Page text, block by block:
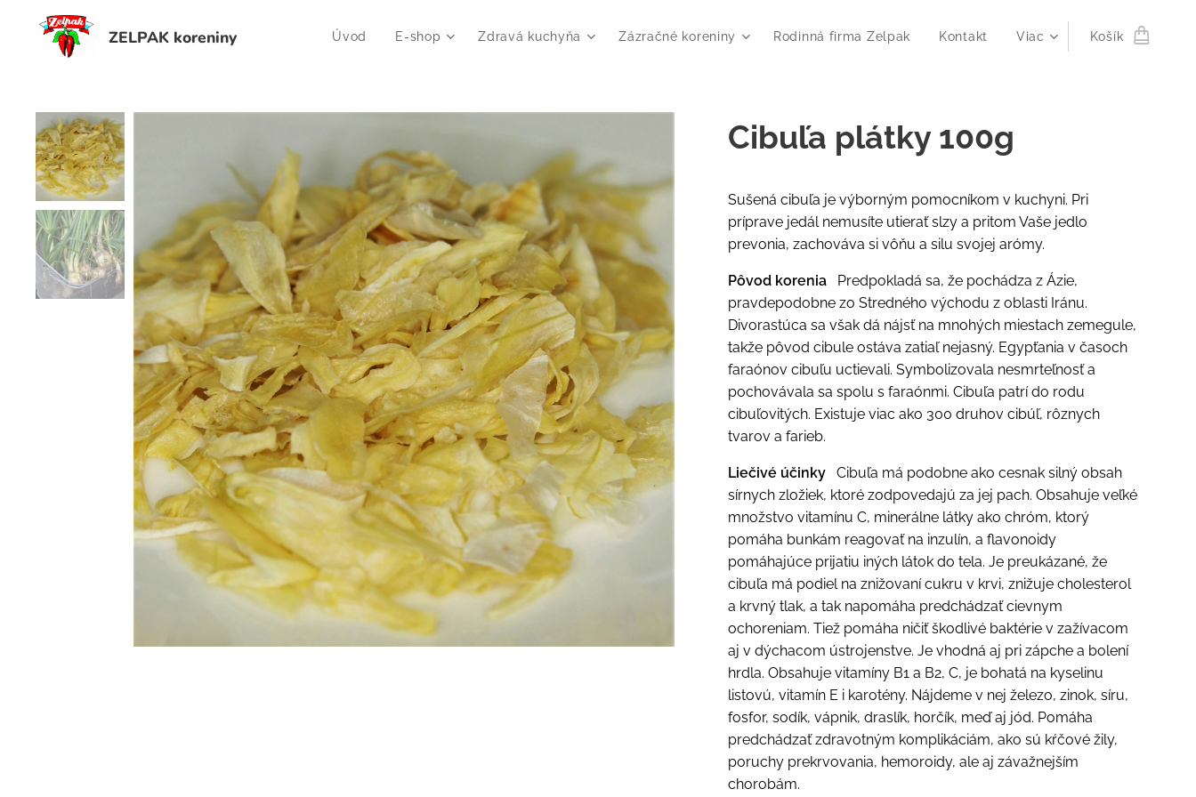
ZELPAK koreniny Úvod E-shop Zdravá kuchyňa Zázračné koreniny Rodinná firma Zelpak Kontakt Viac Košík
Cibuľa plátky 100g
Sušená cibuľa je výborným pomocníkom v kuchyni. Pri
príprave jedál nemusíte utierať slzy a pritom Vaše jedlo
prevonia, zachováva si vôňu a silu svojej arómy.
Pôvod korenia
Predpokladá sa, že pochádza z Ázie,
pravdepodobne zo Stredného východu z oblasti Iránu.
Divorastúca sa však dá nájsť na mnohých miestach zemegule,
takže pôvod cibule ostáva zatiaľ nejasný. Egypťania v časoch
faraónov cibuľu uctievali. Symbolizovala nesmrteľnosť a
pochovávala sa spolu s faraónmi. Cibuľa patrí do rodu
cibuľovitých. Existuje viac ako 300 druhov cibúľ, rôznych
tvarov a farieb.
Liečivé účinky Cibuľa má podobne ako cesnak silný obsah
sírnych zložiek, ktoré zodpovedajú za jej pach. Obsahuje veľké
množstvo vitamínu C, minerálne látky ako chróm, ktorý
pomáha bunkám reagovať na inzulín, a flavonoidy
pomáhajúce prijatiu iných látok do tela. Je preukázané, že
cibuľa má podiel na znižovaní cukru v krvi, znižuje cholesterol
a krvný tlak, a tak napomáha predchádzať cievnym
ochoreniam. Tiež pomáha ničiť škodlivé baktérie v zažívacom
aj v dýchacom ústrojenstve. Je vhodná aj pri zápche a bolení
hrdla. Obsahuje vitamíny B1 a B2, C, je bohatá na kyselinu
listovú, vitamín E i karotény. Nájdeme v nej železo, zinok, síru,
fosfor, sodík, vápnik, draslík, horčík, meď aj jód. Pomáha
predchádzať zdravotným komplikáciám, ako sú kŕčové žily,
poruchy prekrvovania, hemoroidy, ale aj závažnejším
chorobám.